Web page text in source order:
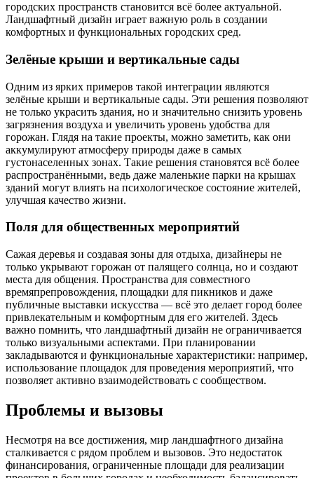
городских пространств становится всё более актуальной.
Ландшафтный дизайн играет важную роль в создании
комфортных и функциональных городских сред.
Зелёные крыши и вертикальные сады
Одним из ярких примеров такой интеграции являются
зелёные крыши и вертикальные сады. Эти решения позволяют
не только украсить здания, но и значительно снизить уровень
загрязнения воздуха и увеличить уровень удобства для
горожан. Глядя на такие проекты, можно заметить, как они
аккумулируют атмосферу природы даже в самых
густонаселенных зонах. Такие решения становятся всё более
распространёнными, ведь даже маленькие парки на крышах
зданий могут влиять на психологическое состояние жителей,
улучшая качество жизни.
Поля для общественных мероприятий
Сажая деревья и создавая зоны для отдыха, дизайнеры не
только укрывают горожан от палящего солнца, но и создают
места для общения. Пространства для совместного
времяпрепровождения, площадки для пикников и даже
публичные выставки искусства — всё это делает город более
привлекательным и комфортным для его жителей. Здесь
важно помнить, что ландшафтный дизайн не ограничивается
только визуальными аспектами. При планировании
закладываются и функциональные характеристики: например,
использование площадок для проведения мероприятий, что
позволяет активно взаимодействовать с сообществом.
Проблемы и вызовы
Несмотря на все достижения, мир ландшафтного дизайна
сталкивается с рядом проблем и вызовов. Это недостаток
финансирования, ограниченные площади для реализации